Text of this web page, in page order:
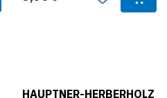
gängigen Spraydosen
• schont die Hände des
HAUPTNER-HERBERHOLZ